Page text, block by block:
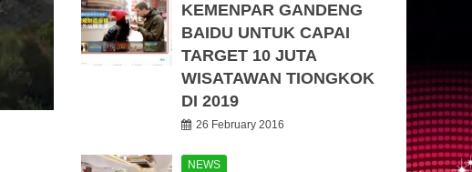
KEMENPAR GANDENG
BAIDU UNTUK CAPAI
TARGET 10 JUTA
WISATAWAN TIONGKOK
DI 2019
26 February 2016
NEWS